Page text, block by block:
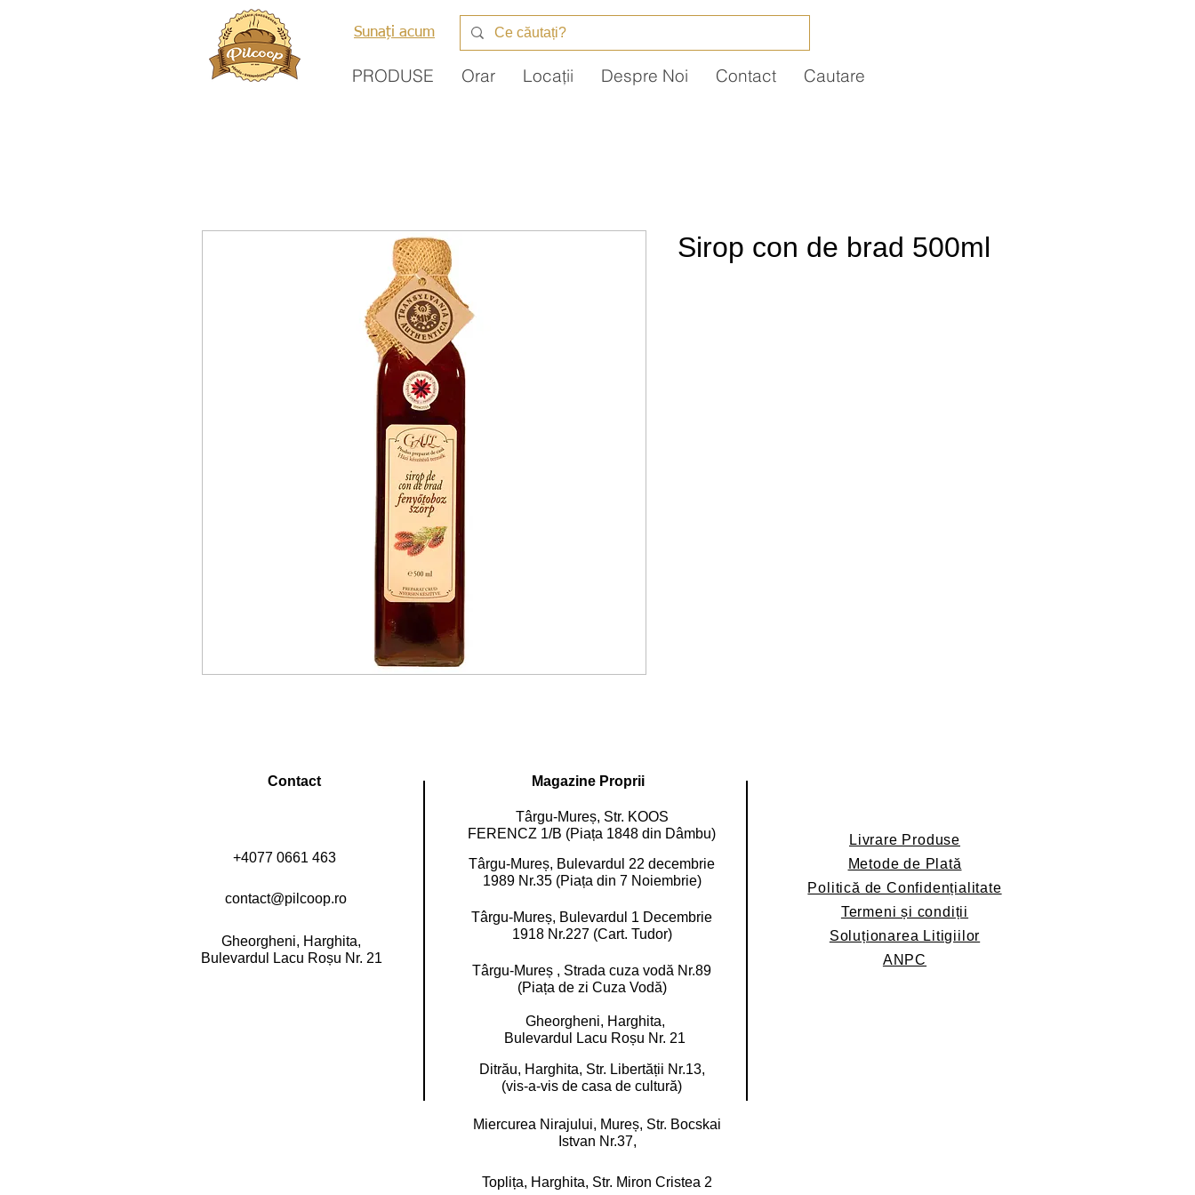
Sunați acum
PRODUSE Orar Locații Despre Noi Contact Cautare
Sirop con de brad 500ml
Contact
+4077 0661 463
contact@pilcoop.ro
Gheorgheni, Harghita,
Bulevardul Lacu Roșu Nr. 21
Magazine Proprii
Târgu-Mureș, Str. KOOS
FERENCZ 1/B (Piața 1848 din Dâmbu)
Târgu-Mureș, Bulevardul 22 decembrie
1989 Nr.35 (Piața din 7 Noiembrie)
Târgu-Mureș, Bulevardul 1 Decembrie
1918 Nr.227 (Cart. Tudor)
Târgu-Mureș , Strada cuza vodă Nr.89
(Piața de zi Cuza Vodă)
Gheorgheni, Harghita,
Bulevardul Lacu Roșu Nr. 21
Ditrău, Harghita, Str. Libertății Nr.13,
(vis-a-vis de casa de cultură)
Livrare Produse
Metode de Plată
Politică de Confidențialitate
Termeni și condiții
Soluționarea Litigiilor
ANPC
Miercurea Nirajului, Mureș, Str. Bocskai
Istvan Nr.37,
Toplița, Harghita, Str. Miron Cristea 2